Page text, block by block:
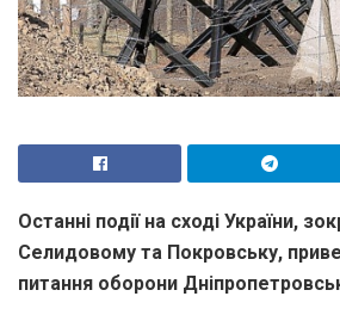
Останні події на сході України,
Селидовому та Покровську,
питання оборони